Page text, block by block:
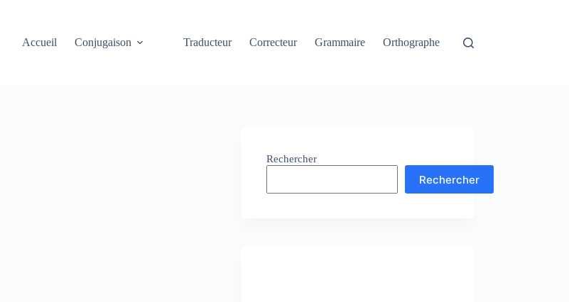
Accueil Conjugaison Traducteur Correcteur Grammaire Orthographe
Rechercher
Rechercher